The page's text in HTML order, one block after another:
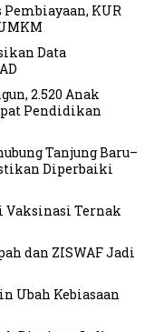
Pembiayaan, KUR
Data
2.520 Anak
Pendidikan
Tanjung Baru–
Diperbaiki
Vaksinasi Ternak
dan ZISWAF Jadi
Ubah Kebiasaan